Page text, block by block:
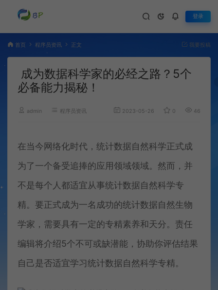
登录
首页 程序员资讯 正文 我要投稿
成为数据科学家的必经之路？5个
必备能力揭秘！
admin 程序员资讯 2023-05-26 0 464
在当今网络化时代，统计数据自然科学正式成
为了一个备受追捧的应用领域领域。然而，并
不是每个人都适宜从事统计数据自然科学专
精。要正式成为一名成功的统计数据自然生物
学家，需要具有一定的专精素养和天分。责任
编辑将介绍5个不可或缺潜能，协助你评估结果
自己是否适宜学习统计数据自然科学专精。